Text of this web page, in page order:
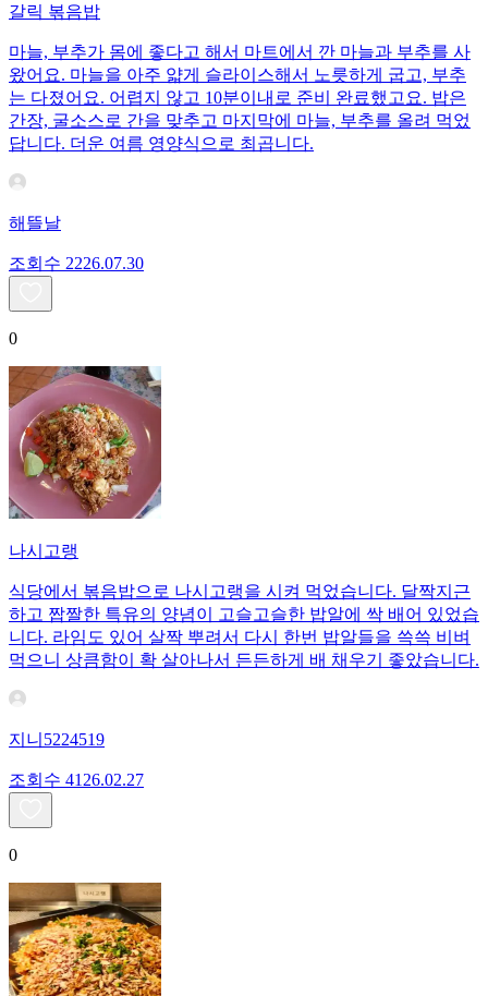
갈릭 볶음밥
마늘, 부추가 몸에 좋다고 해서 마트에서 깐 마늘과 부추를 사
왔어요. 마늘을 아주 얇게 슬라이스해서 노릇하게 굽고, 부추
는 다졌어요. 어렵지 않고 10분이내로 준비 완료했고요. 밥은
간장, 굴소스로 간을 맞추고 마지막에 마늘, 부추를 올려 먹었
답니다. 더운 여름 영양식으로 최곱니다.
해뜰날
조회수 2226.07.30
0
나시고랭
식당에서 볶음밥으로 나시고랭을 시켜 먹었습니다. 달짝지근
하고 짭짤한 특유의 양념이 고슬고슬한 밥알에 싹 배어 있었습
니다. 라임도 있어 살짝 뿌려서 다시 한번 밥알들을 쓱쓱 비벼
먹으니 상큼함이 확 살아나서 든든하게 배 채우기 좋았습니다.
지니5224519
조회수 41 26.02.27
0